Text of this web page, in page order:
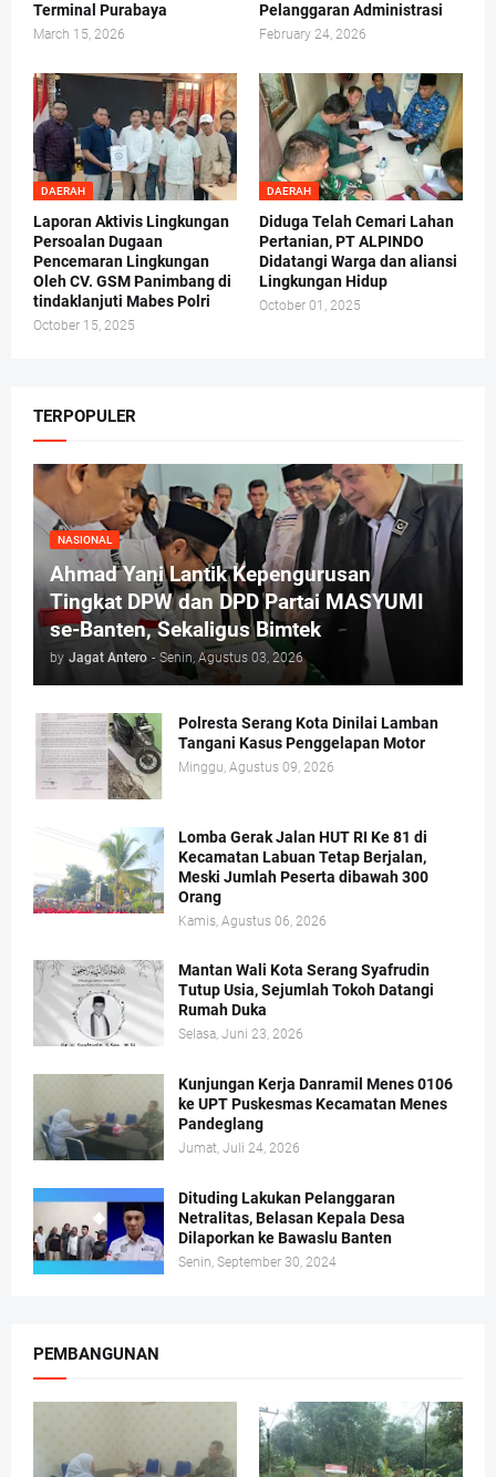
Terminal Purabaya
March 15, 2026
Pelanggaran Administrasi
February 24, 2026
DAERAH
Laporan Aktivis Lingkungan
Persoalan Dugaan
Pencemaran Lingkungan
Oleh CV. GSM Panimbang di
tindaklanjuti Mabes Polri
October 15, 2025
DAERAH
Diduga Telah Cemari Lahan
Pertanian, PT ALPINDO
Didatangi Warga dan aliansi
Lingkungan Hidup
October 01, 2025
TERPOPULER
NASIONAL
Ahmad Yani Lantik Kepengurusan
Tingkat DPW dan DPD Partai MASYUMI
se-Banten, Sekaligus Bimtek
by Jagat Antero - Senin, Agustus 03, 2026
Polresta Serang Kota Dinilai Lamban
Tangani Kasus Penggelapan Motor
Minggu, Agustus 09, 2026
Lomba Gerak Jalan HUT RI Ke 81 di
Kecamatan Labuan Tetap Berjalan,
Meski Jumlah Peserta dibawah 300
Orang
Kamis, Agustus 06, 2026
Mantan Wali Kota Serang Syafrudin
Tutup Usia, Sejumlah Tokoh Datangi
Rumah Duka
Selasa, Juni 23, 2026
Kunjungan Kerja Danramil Menes 0106
ke UPT Puskesmas Kecamatan Menes
Pandeglang
Jumat, Juli 24, 2026
Dituding Lakukan Pelanggaran
Netralitas, Belasan Kepala Desa
Dilaporkan ke Bawaslu Banten
Senin, September 30, 2024
PEMBANGUNAN